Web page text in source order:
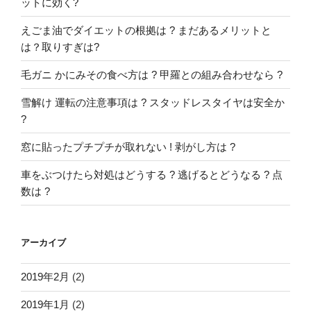
えごま油でダイエットの根拠は ? まだあるメリットと
は？取りすぎは?
毛ガニ かにみその食べ方は ? 甲羅との組み合わせなら ?
雪解け 運転の注意事項は ? スタッドレスタイヤは安全か
?
窓に貼ったプチプチが取れない ! 剥がし方は ?
車をぶつけたら対処はどうする ? 逃げるとどうなる ? 点
数は ?
アーカイブ
2019年2月 (2)
2019年1月 (2)